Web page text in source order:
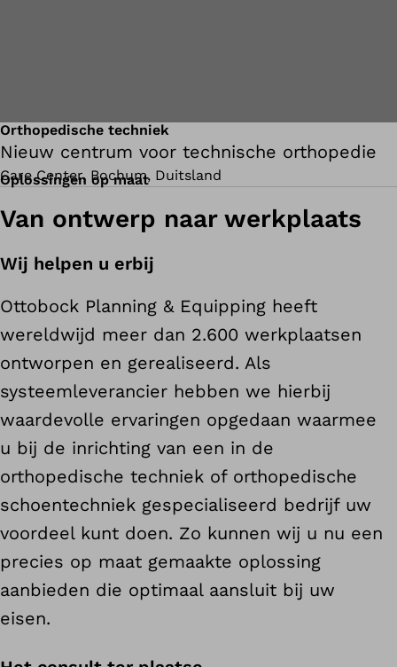
Orthopedische techniek
Nieuw centrum voor technische orthopedie
Care Center, Bochum, Duitsland
Oplossingen op maat
Van ontwerp naar werkplaats
Wij helpen u erbij
Ottobock Planning & Equipping heeft
wereldwijd meer dan 2.600 werkplaatsen
ontworpen en gerealiseerd. Als
systeemleverancier hebben we hierbij
waardevolle ervaringen opgedaan waarmee
u bij de inrichting van een in de
orthopedische techniek of orthopedische
schoentechniek gespecialiseerd bedrijf uw
voordeel kunt doen. Zo kunnen wij u nu een
precies op maat gemaakte oplossing
aanbieden die optimaal aansluit bij uw
eisen.